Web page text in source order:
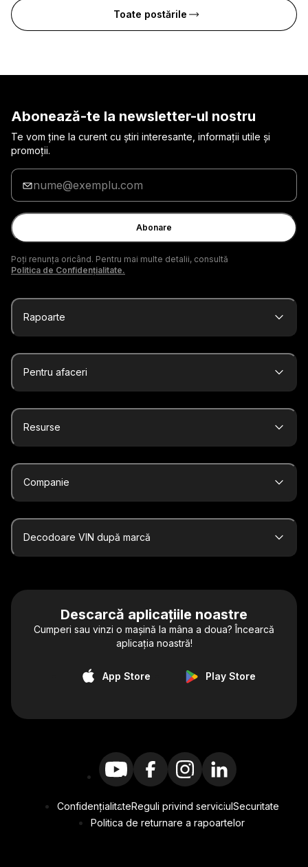
Toate postările
Abonează-te la newsletter-ul nostru
Te vom ține la curent cu știri interesante, informații utile și
promoții.
Introduceți
adresa
de
e-
mail
Abonare
Poți renunța oricând. Pentru mai multe detalii, consultă
Politica de Confidențialitate.
Rapoarte
Pentru afaceri
Resurse
Companie
Decodoare VIN după marcă
Descarcă aplicațiile noastre
Cumperi sau vinzi o mașină la mâna a doua? Încearcă
aplicația noastră!
App Store Play Store
ConfidențialitateReguli privind serviciulSecuritate
Politica de returnare a rapoartelor